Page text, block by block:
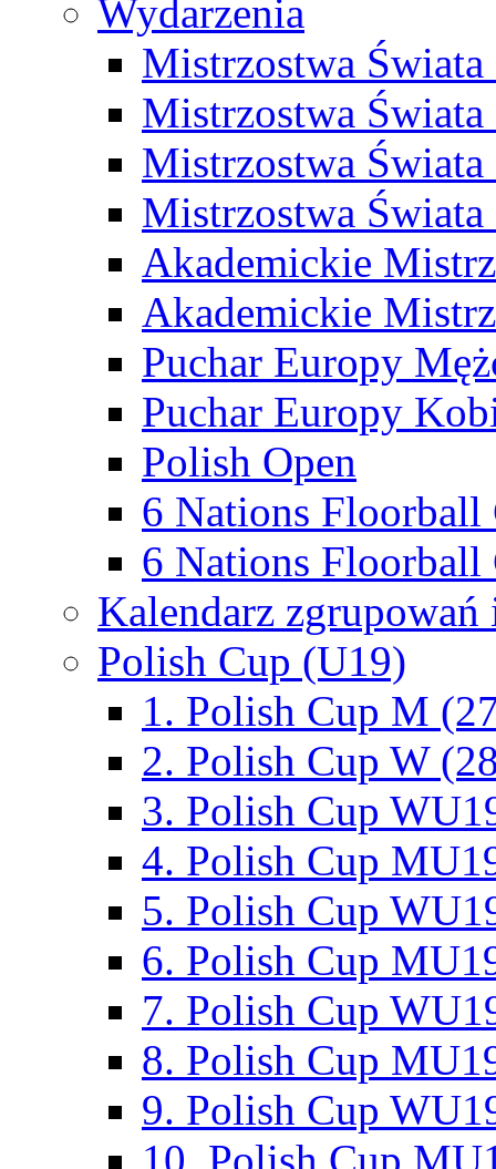
Wydarzenia
Mistrzostwa
Mistrzostwa
Mistrzostwa
Mistrzostwa
Akademickie
Akademickie
Puchar Europy
Puchar Europy
Polish Open
6 Nations Floorball
6 Nations Floorball
Kalendarz
Polish Cup (U19)
1. Polish Cup M
2. Polish Cup W
3. Polish Cup
4. Polish Cup
5. Polish Cup
6. Polish Cup
7. Polish Cup
8. Polish Cup
9. Polish Cup
10. Polish Cup